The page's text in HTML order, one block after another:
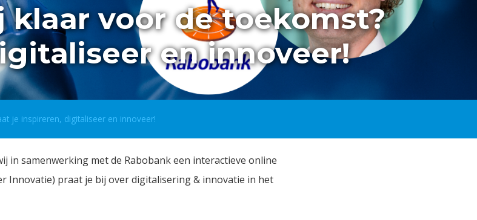
klaar voor de toekomst?
en innoveer!
je inspireren, digitaliseer en innoveer!
in samenwerking met de Rabobank een interactieve online
Innovatie) praat je bij over digitalisering & innovatie in het